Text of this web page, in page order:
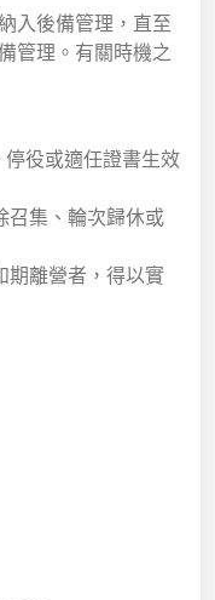
入後備管理，直至
管理。有關時機之
役或適任證書生效
召集、輪次歸休或
期離營者，得以實